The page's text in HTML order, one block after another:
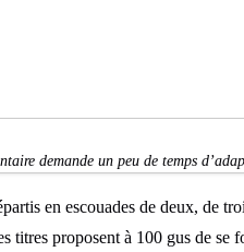
demande un peu de temps
en escouades de deux, de
titres proposent à 100 gus de